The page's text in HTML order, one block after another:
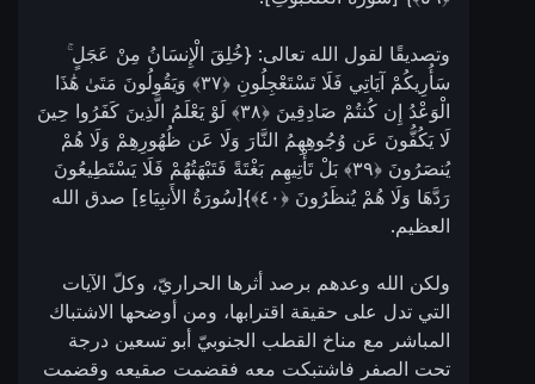
وتصديقًا لقول الله تعالى: {خُلِقَ الْإِنسَانُ مِنْ عَجَلٍ ۚ
سَأُرِيكُمْ آيَاتِي فَلَا تَسْتَعْجِلُونِ ‎﴿٣٧﴾‏ وَيَقُولُونَ مَتَىٰ هَٰذَا
الْوَعْدُ إِن كُنتُمْ صَادِقِينَ ‎﴿٣٨﴾‏ لَوْ يَعْلَمُ الَّذِينَ كَفَرُوا حِينَ
لَا يَكُفُّونَ عَن وُجُوهِهِمُ النَّارَ وَلَا عَن ظُهُورِهِمْ وَلَا هُمْ
يُنصَرُونَ ‎﴿٣٩﴾‏ بَلْ تَأْتِيهِم بَغْتَةً فَتَبْهَتُهُمْ فَلَا يَسْتَطِيعُونَ
رَدَّهَا وَلَا هُمْ يُنظَرُونَ ‎﴿٤٠﴾}[سُورَةُ الأَنبِيَاءِ] صدق الله
العظيم.
ولكن الله وعدهم برصد أثرها الحراريّ، وكلّ الآيات
التي تدل على حقيقة اقترابها، ومن أوضحها الاشتباك
المباشر مع مناخ القطب الجنوبيّ أبو تسعين درجة
تحت الصفر فاشتبكت معه فقضمت صقيعه وقضمت